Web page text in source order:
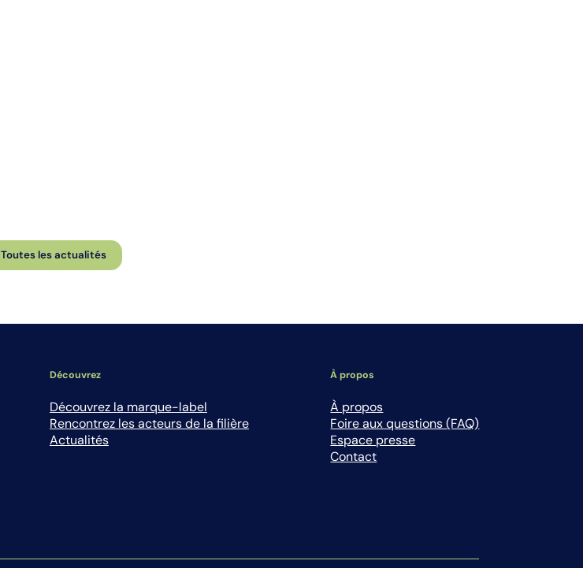
Toutes les actualités
Découvrez
Découvrez la marque-label
Rencontrez les acteurs de la filière
Actualités
À propos
À propos
Foire aux questions (FAQ)
Espace presse
Contact